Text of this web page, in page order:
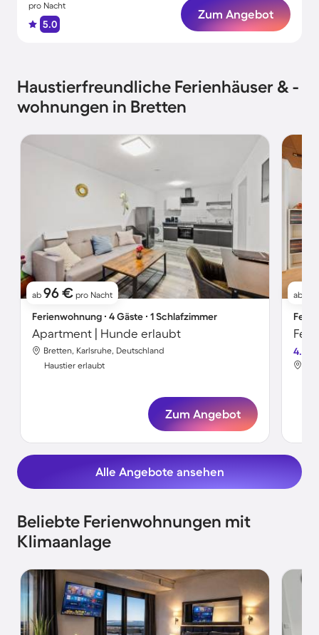
pro Nacht
5.0
Zum Angebot
Haustierfreundliche Ferienhäuser & -
wohnungen in Bretten
ab 96 € pro Nacht
Ferienwohnung ∙ 4 Gäste ∙ 1 Schlafzimmer
Apartment | Hunde erlaubt
Bretten, Karlsruhe, Deutschland
Haustier erlaubt
Zum Angebot
ab
4.8
Alle Angebote ansehen
Beliebte Ferienwohnungen mit
Klimaanlage